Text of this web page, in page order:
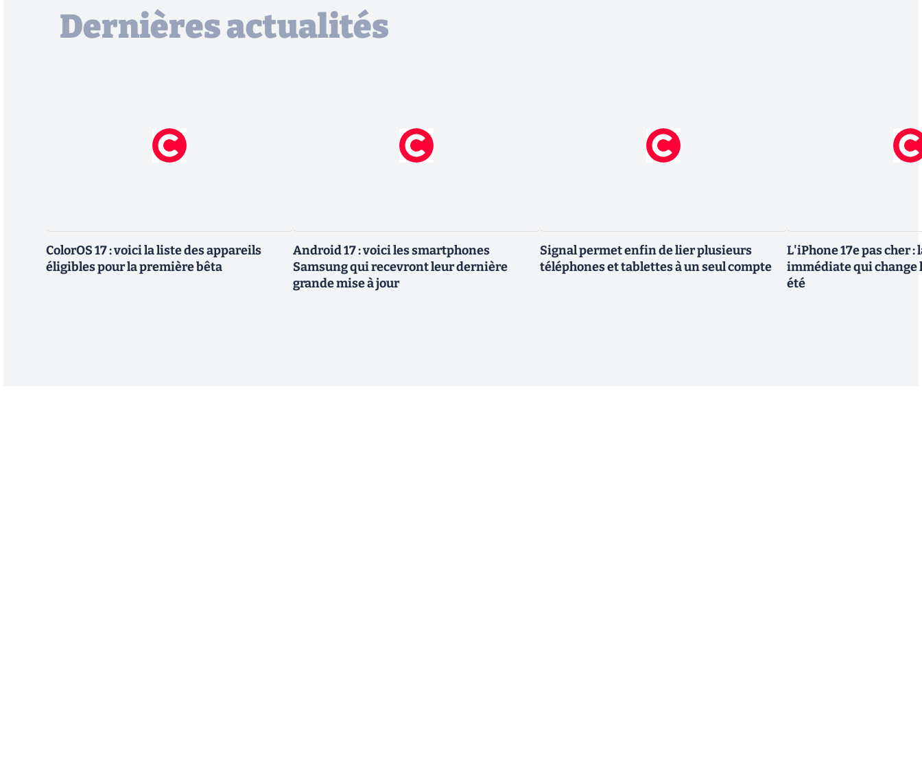
Dernières actualités
ColorOS 17 : voici la liste des appareils
éligibles pour la première bêta
Android 17 : voici les smartphones
Samsung qui recevront leur dernière
grande mise à jour
Signal permet enfin de lier plusieurs
téléphones et tablettes à un seul compte
L'iPhone 17e pas cher :
immédiate qui change
été